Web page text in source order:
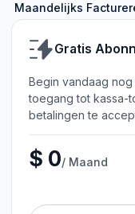
Maandelijks
Gratis
Begin vandaag
toegang tot kassa-
betalingen te
$ 0/ Maand